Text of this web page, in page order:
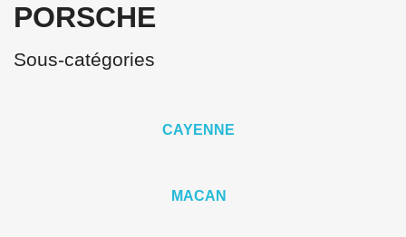
PORSCHE
Sous-catégories
CAYENNE
MACAN